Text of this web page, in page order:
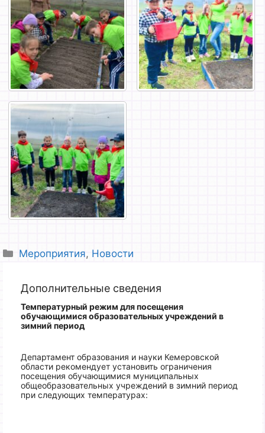
Рубрики
Мероприятия, Новости
Дополнительные сведения
Температурный режим для посещения
обучающимися образовательных учреждений в
зимний период
Департамент образования и науки Кемеровской
области рекомендует установить ограничения
посещения обучающимися муниципальных
общеобразовательных учреждений в зимний период
при следующих температурах: